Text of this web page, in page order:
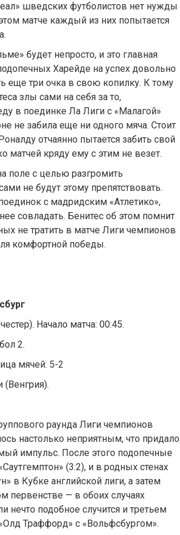
шведских футболистов нет нужды
матче каждый из них попытается
будет непросто, и это главная
Харейде на успех довольно
еще три очка в свою копилку. К тому
злы сами на себя за то,
в поединке Ла Лиги с «Малагой»
не забила еще ни одного мяча. Стоит
отчаянно пытается забить свой
матчей кряду ему с этим не везет.
поле с целью разгромить
не будут этому препятствовать.
с мадридским «Атлетико»,
совладать. Бенитес об этом помнит
не тратить в матче Лиги чемпионов
комфортной победы.
Начало матча: 00:45.
2.
мячей: 5-2
раунда Лиги чемпионов
настолько неприятным, что придало
импульс. После этого подопечные
(3:2), и в родных стенах
в Кубке английской лиги, а затем
первенстве — в обоих случаях
нечто подобное случится и третьем
Траффорд» с «Вольфсбургом».